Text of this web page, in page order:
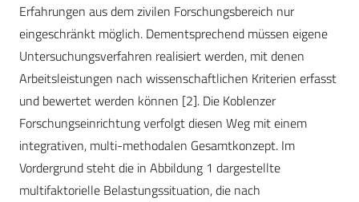
Erfahrungen aus dem zivilen Forschungsbereich nur
eingeschränkt möglich. Dementsprechend müssen eigene
Untersuchungsverfahren realisiert werden, mit denen
Arbeitsleistungen nach wissenschaftlichen Kriterien erfasst
und bewertet werden können [2]. Die Koblenzer
Forschungseinrichtung verfolgt diesen Weg mit einem
integrativen, multi-methodalen Gesamtkonzept. Im
Vordergrund steht die in Abbildung 1 dargestellte
multifaktorielle Belastungssituation, die nach